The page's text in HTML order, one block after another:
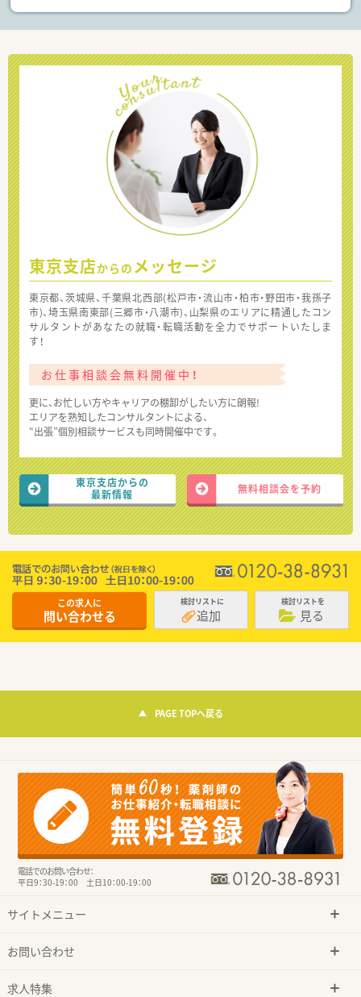
東京支店からの メッセージ
東京都、茨城県、千葉県北西部(松戸市・流山市・柏市・野田市・我孫子
市)、埼玉県南東部(三郷市・八潮市)、山梨県のエリアに精通したコン
サルタントがあなたの就職・転職活動を全力でサポートいたしま
す！
お仕事相談会無料開催中！
更に、お忙しい方やキャリアの棚卸がしたい方に朗報!
エリアを熟知したコンサルタントによる、
“出張”個別相談サービスも同時開催中です。
東京支店からの
最新情報
無料相談会を予約
この求人に
問い合わせる
検討リストに
追加
検討リストを
見る
PAGE TOPへ戻る
電話でのお問い合わせ：
平日9：30-19：00 土日10：00-19：00
サイトメニュー
お問い合わせ
求人特集